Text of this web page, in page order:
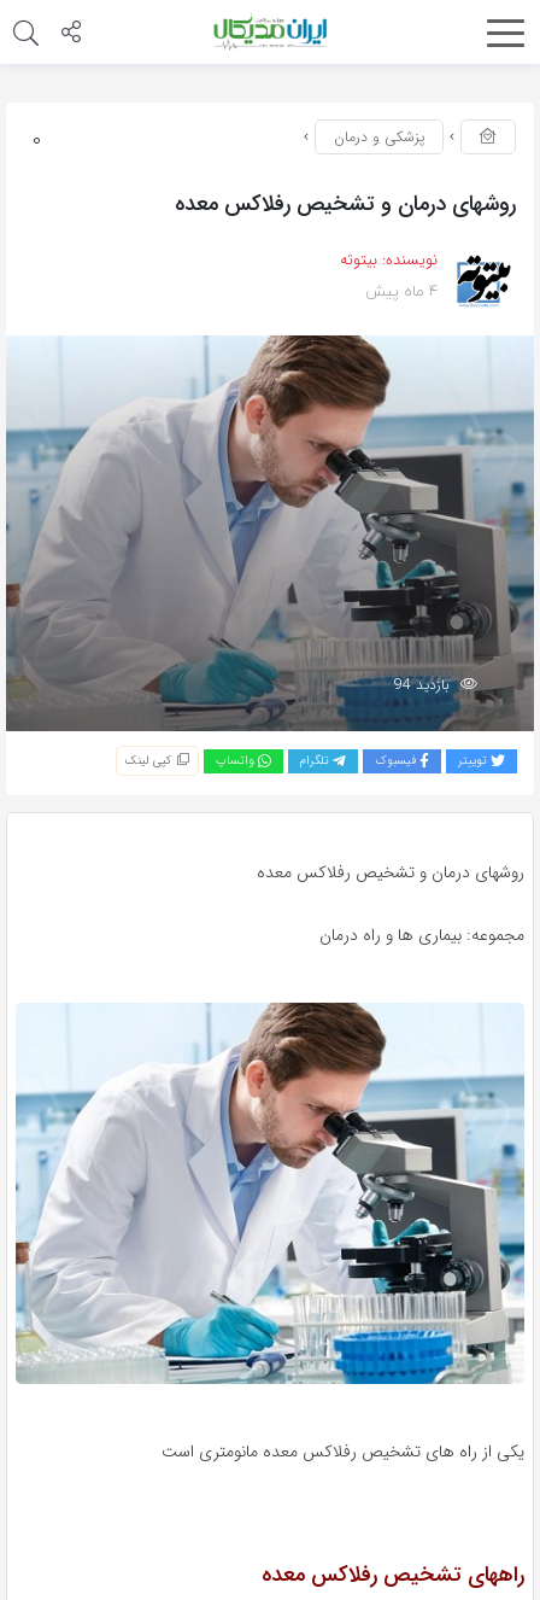
0 پزشکی و درمان
روشهای درمان و تشخیص رفلاکس معده
نویسنده: بیتوته
4 ماه پیش
بازدید 94
توییتر فیسبوک تلگرام واتساپ کپی لینک
روشهای درمان و تشخیص رفلاکس معده
مجموعه: بیماری ها و راه درمان
یکی از راه های تشخیص رفلاکس معده مانومتری است
راههای تشخیص رفلاکس معده